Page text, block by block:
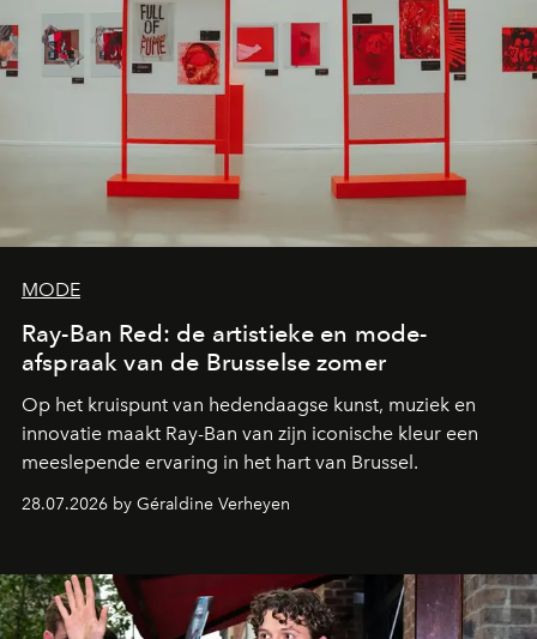
MODE
Ray-Ban Red: de artistieke en mode-
afspraak van de Brusselse zomer
Op het kruispunt van hedendaagse kunst, muziek en
innovatie maakt Ray-Ban van zijn iconische kleur een
meeslepende ervaring in het hart van Brussel.
28.07.2026 by Géraldine Verheyen